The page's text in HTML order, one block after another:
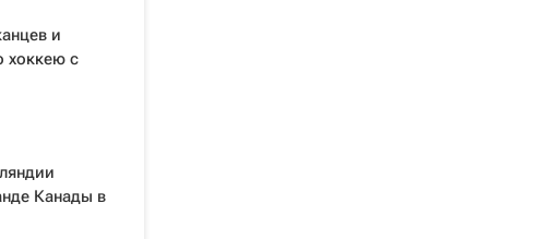
и
хоккею с
Канады в